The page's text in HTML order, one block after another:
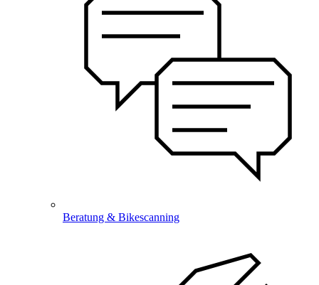
Beratung & Bikescanning